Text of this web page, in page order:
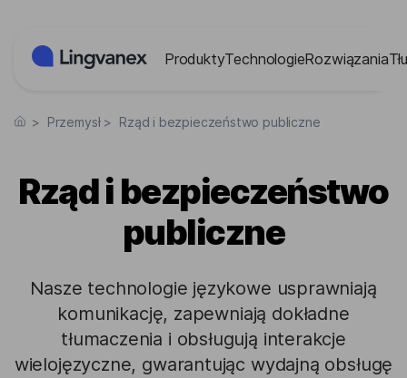
ProduktyTechnologieRozwiązania
> Przemysł > Rząd i bezpieczeństwo publiczne
Rząd i bezpieczeństwo
publiczne
Nasze technologie językowe usprawniają
komunikację, zapewniają dokładne
tłumaczenia i obsługują interakcje
wielojęzyczne, gwarantując wydajną obsługę